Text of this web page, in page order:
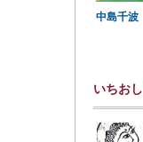
中島千波
いちおし